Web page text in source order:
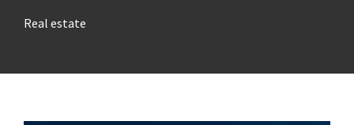
Real estate